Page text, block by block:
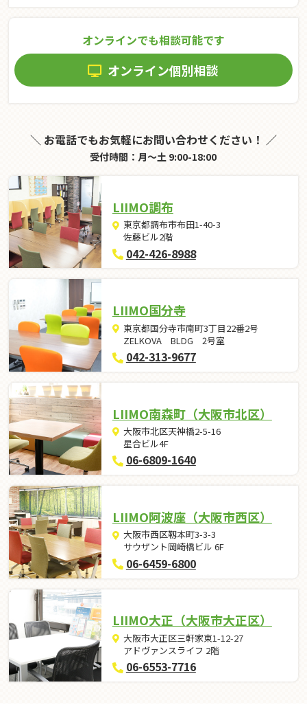
オンラインでも相談可能です
オンライン個別相談
＼ お電話でもお気軽にお問い合わせください！ ／
受付時間：月～土 9:00-18:00
LIIMO調布
東京都調布市布田1-40-3
佐藤ビル2階
042-426-8988
LIIMO国分寺
東京都国分寺市南町3丁目22番2号
ZELKOVA BLDG 2号室
042-313-9677
LIIMO南森町（大阪市北区）
大阪市北区天神橋2-5-16
星合ビル4F
06-6809-1640
LIIMO阿波座（大阪市西区）
大阪市西区靱本町3-3-3
サウザント岡崎橋ビル 6F
06-6459-6800
LIIMO大正（大阪市大正区）
大阪市大正区三軒家東1-12-27
アドヴァンスライフ 2階
06-6553-7716